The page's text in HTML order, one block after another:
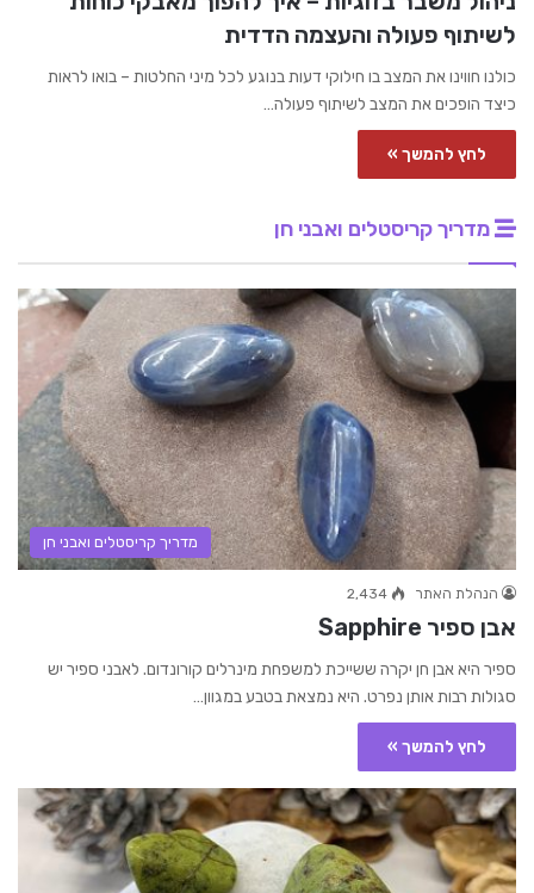
לשיתוף פעולה והעצמה הדדית
כולנו חווינו את המצב בו חילוקי דעות בנוגע לכל מיני החלטות – בואו לראות
כיצד הופכים את המצב לשיתוף פעולה…
לחץ להמשך »
מדריך קריסטלים ואבני חן
מדריך קריסטלים ואבני חן
הנהלת האתר 2,434
אבן ספיר Sapphire
ספיר היא אבן חן יקרה ששייכת למשפחת מינרלים קורונדום. לאבני ספיר יש
סגולות רבות אותן נפרט. היא נמצאת בטבע במגוון…
לחץ להמשך »